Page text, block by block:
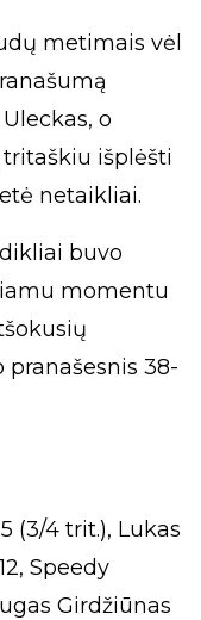
metimais vėl
o
išplėšti
netaikliai.
buvo
momentu
pranašesnis 38-
(3/4 trit.), Lukas
Speedy
Girdžiūnas